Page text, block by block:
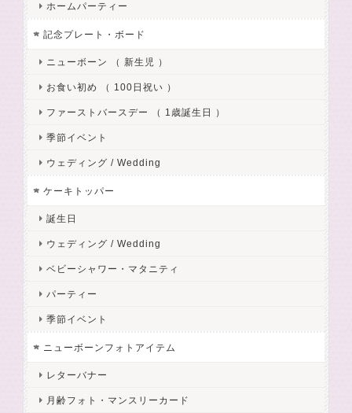
ホームパーティー
記念プレート・ボード
ニューボーン （ 新生児 ）
お食い初め （ 100日祝い ）
ファーストバースデー （ 1歳誕生日 ）
季節イベント
ウェディング / Wedding
ケーキトッパー
誕生日
ウェディング / Wedding
ベビーシャワー・マタニティ
パーティー
季節イベント
ニューボーンフォトアイテム
レターバナー
月齢フォト・マンスリーカード